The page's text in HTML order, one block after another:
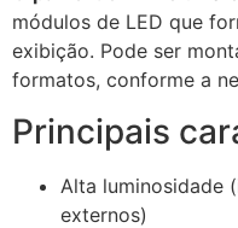
módulos de LED que
exibição. Pode ser
formatos, conforme a
Principais
Alta luminosidade
externos)